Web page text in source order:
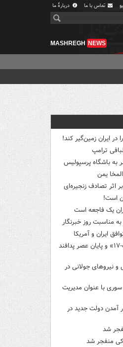
تماس با ما دربارهٔ ما
MASHREGH NEWS
در ایران زمین‌گیر کند!
ترامپ
به باشگاه پرسپولیس
یمن
است!
یک فاجعه است
به مناسبت روز خبرنگار
ایران و آمریکا
استقرار انبوه «دی‌اف‑۱۷» و پایان عصر پدافند
نیروهای جولانی در
با عنوان مدیریت
آمدن دولت جدید در
شد
منفجر شد